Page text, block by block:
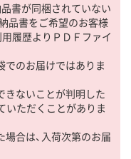
品書が同梱されていない
品書をご希望のお客様
用履歴よりＰＤＦファイ
でのお届けではありま
きないことが判明した
いただくことがありま
場合は、入荷次第のお届